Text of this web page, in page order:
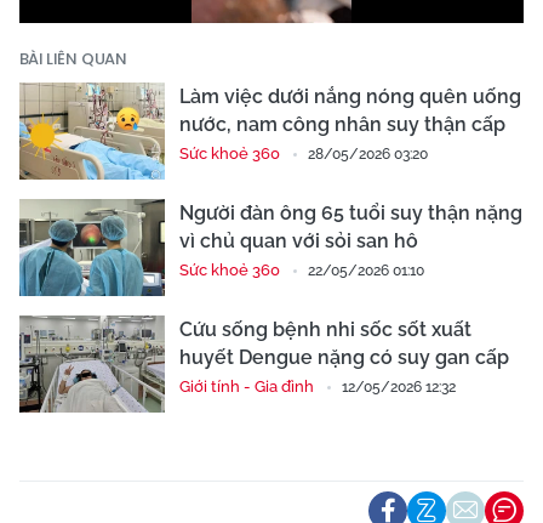
BÀI LIÊN QUAN
Làm việc dưới nắng nóng quên uống
nước, nam công nhân suy thận cấp
Sức khoẻ 360 28/05/2026 03:20
Người đàn ông 65 tuổi suy thận nặng
vì chủ quan với sỏi san hô
Sức khoẻ 360 22/05/2026 01:10
Cứu sống bệnh nhi sốc sốt xuất
huyết Dengue nặng có suy gan cấp
Giới tính - Gia đình 12/05/2026 12:32